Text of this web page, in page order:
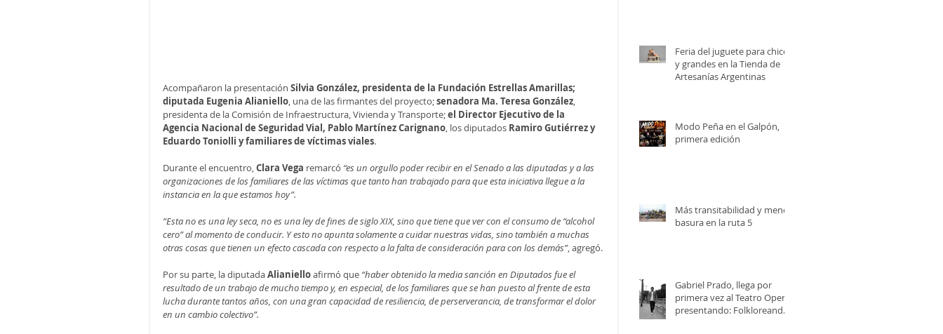
Acompañaron la presentación Silvia González, presidenta de la Fundación Estrellas Amarillas;
diputada Eugenia Alianiello, una de las firmantes del proyecto; senadora Ma. Teresa González,
presidenta de la Comisión de Infraestructura, Vivienda y Transporte; el Director Ejecutivo de la
Agencia Nacional de Seguridad Vial, Pablo Martínez Carignano, los diputados Ramiro Gutiérrez y
Eduardo Toniolli y familiares de víctimas viales.
Durante el encuentro, Clara Vega remarcó “es un orgullo poder recibir en el Senado a las diputadas y a las
organizaciones de los familiares de las víctimas que tanto han trabajado para que esta iniciativa llegue a la
instancia en la que estamos hoy”.
“Esta no es una ley seca, no es una ley de fines de siglo XIX, sino que tiene que ver con el consumo de “alcohol
cero” al momento de conducir. Y esto no apunta solamente a cuidar nuestras vidas, sino también a muchas
otras cosas que tienen un efecto cascada con respecto a la falta de consideración para con los demás”, agregó.
Por su parte, la diputada Alianiello afirmó que “haber obtenido la media sanción en Diputados fue el
resultado de un trabajo de mucho tiempo y, en especial, de los familiares que se han puesto al frente de esta
lucha durante tantos años, con una gran capacidad de resiliencia, de perserverancia, de transformar el dolor
en un cambio colectivo”.
Feria del juguete para chicos
y grandes en la Tienda de
Artesanías Argentinas
Modo Peña en el Galpón,
primera edición
Más transitabilidad y menos
basura en la ruta 5
Gabriel Prado, llega por
primera vez al Teatro Opera,
presentando: Folkloreando